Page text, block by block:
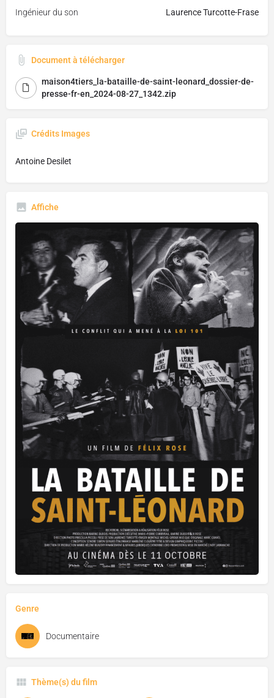
Ingénieur du son Laurence Turcotte-Frase
Document à télécharger
maison4tiers_la-bataille-de-saint-leonard_dossier-de-
presse-fr-en_2024-08-27_1342.zip
Crédits Images
Antoine Desilet
Affiche
Genre
Documentaire
Thème(s) du film